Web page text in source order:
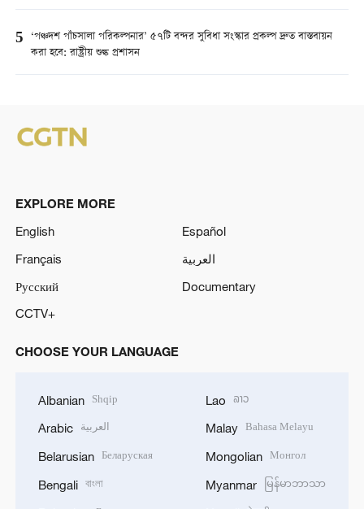
5 ‘পঞ্চদশ পাঁচসালা পরিকল্পনার’ ৫৭টি বন্দর সুবিধা সংস্কার প্রকল্প দ্রুত বাস্তবায়ন
করা হবে: রাষ্ট্রীয় শুল্ক প্রশাসন
EXPLORE MORE
English
Español
Français
العربية
Русский
Documentary
CCTV+
CHOOSE YOUR LANGUAGE
Albanian Shqip
Arabic العربية
Belarusian Беларуская
Bengali বাংলা
Lao ລາວ
Malay Bahasa Melayu
Mongolian Монгол
Myanmar မြန်မာဘာသာ